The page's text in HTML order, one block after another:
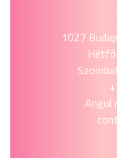
1027
Angol